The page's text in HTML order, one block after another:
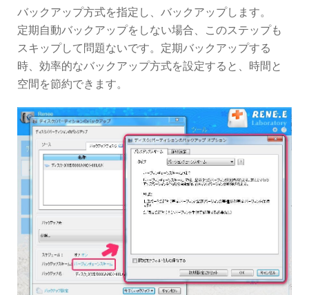
バックアップ方式を指定し、バックアップします。
定期自動バックアップをしない場合、このステップも
スキップして問題ないです。定期バックアップする
時、効率的なバックアップ方式を設定すると、時間と
空間を節約できます。